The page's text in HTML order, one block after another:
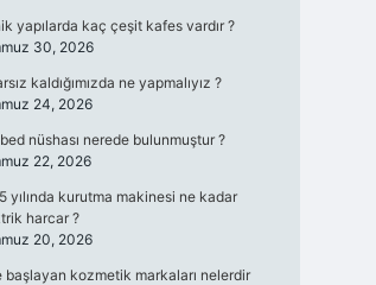
yapılarda kaç çeşit kafes vardır ?
30, 2026
kaldığımızda ne yapmalıyız ?
24, 2026
nüshası nerede bulunmuştur ?
22, 2026
yılında kurutma makinesi ne kadar
harcar ?
20, 2026
başlayan kozmetik markaları nelerdir